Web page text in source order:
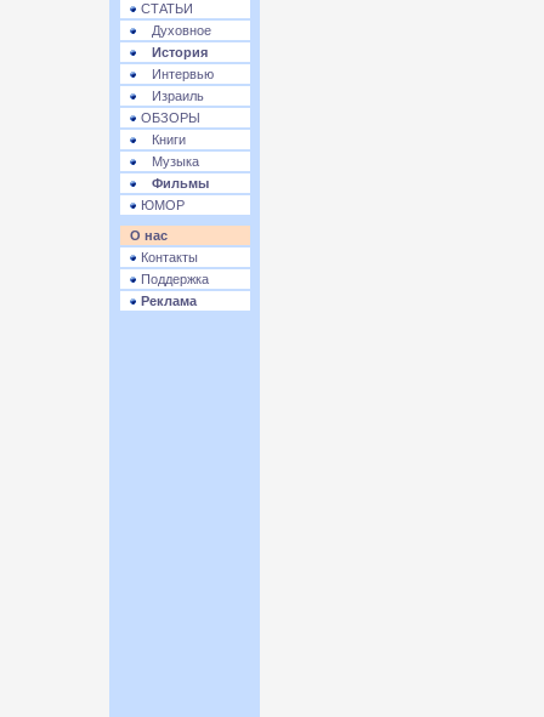
СТАТЬИ
Духовное
История
Интервью
Израиль
ОБЗОРЫ
Книги
Музыка
Фильмы
ЮМОР
О нас
Контакты
Поддержка
Реклама